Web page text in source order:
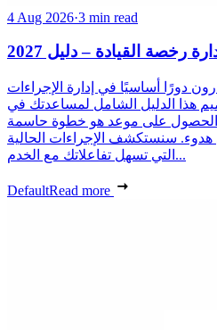
4 Aug 2026·3 min read
رخصة القيادة – دليل 2027
دورًا أساسيًا في إدارة الإجراءات
هذا الدليل الشامل لمساعدتك في
في عام 2027. الحصول على موعد هو خطوة حاسمة
سنستكشف الإجراءات الحالية
التي تسهل تفاعلاتك مع الخدم...
DefaultRead more